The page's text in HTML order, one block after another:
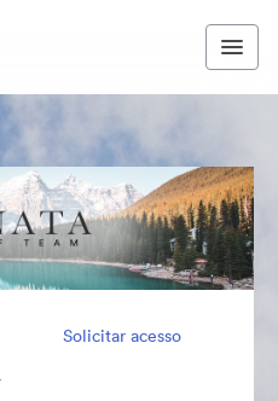
Solicitar acesso